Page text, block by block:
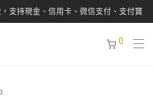
支持現金、信用卡、微信支付、支付寶
0